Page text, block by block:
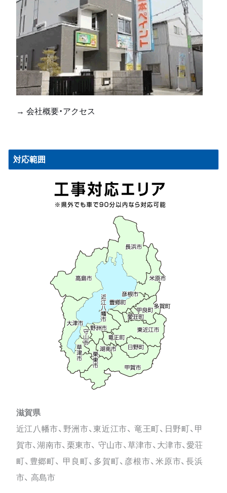
→ 会社概要・アクセス
対応範囲
滋賀県
近江八幡市、野洲市、東近江市、 竜王町、日野町、甲
賀市、湖南市、栗東市、 守山市、草津市、大津市、愛荘
町、豊郷町、 甲良町、多賀町、彦根市、米原市、長浜
市、 高島市